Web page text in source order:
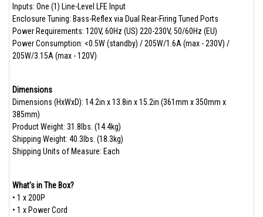
Inputs: One (1) Line-Level LFE Input
Enclosure Tuning: Bass-Reflex via Dual Rear-Firing Tuned Ports
Power Requirements: 120V, 60Hz (US) 220-230V, 50/60Hz (EU)
Power Consumption: <0.5W (standby) / 205W/1.6A (max - 230V) /
205W/3.15A (max - 120V)
Dimensions
Dimensions (HxWxD): 14.2in x 13.8in x 15.2in (361mm x 350mm x
385mm)
Product Weight: 31.8lbs. (14.4kg)
Shipping Weight: 40.3lbs. (18.3kg)
Shipping Units of Measure: Each
What's in The Box?
• 1 x 200P
• 1 x Power Cord